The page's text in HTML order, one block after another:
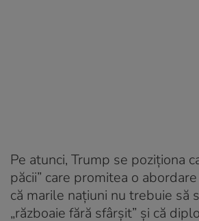
Pe atunci, Trump se poziționa
păcii” care promitea o
că marile națiuni nu trebuie să
„războaie fără sfârșit” și că